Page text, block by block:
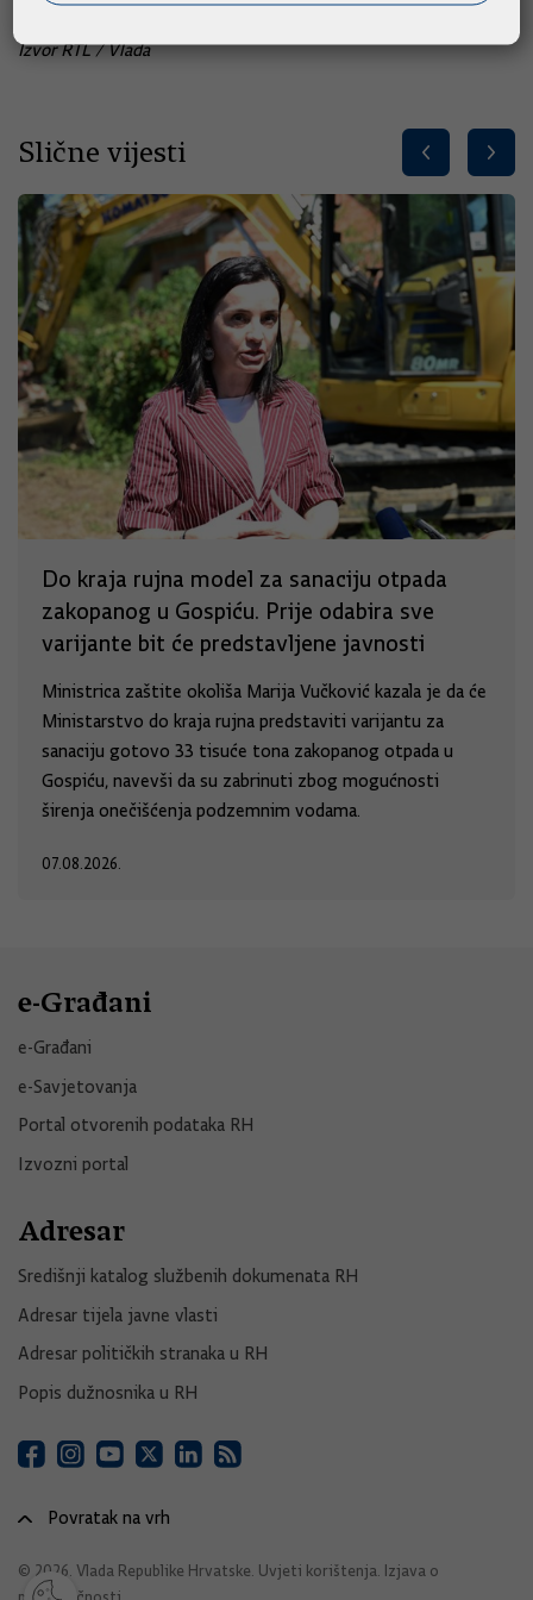
Izvor RTL / Vlada
Slične vijesti
Do kraja rujna model za sanaciju otpada
zakopanog u Gospiću. Prije odabira sve
varijante bit će predstavljene javnosti
Ministrica zaštite okoliša Marija Vučković kazala je da će
Ministarstvo do kraja rujna predstaviti varijantu za
sanaciju gotovo 33 tisuće tona zakopanog otpada u
Gospiću, navevši da su zabrinuti zbog mogućnosti
širenja onečišćenja podzemnim vodama.
07.08.2026.
e-Građani
e-Građani
e-Savjetovanja
Portal otvorenih podataka RH
Izvozni portal
Adresar
Središnji katalog službenih dokumenata RH
Adresar tijela javne vlasti
Adresar političkih stranaka u RH
Popis dužnosnika u RH
Povratak na vrh
© 2026. Vlada Republike Hrvatske. Uvjeti korištenja Izjava o